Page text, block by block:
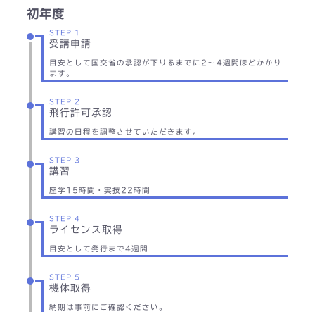
初年度
STEP 1
受講申請
目安として国交省の承認が下りるまでに2～4週間ほどかかり
ます。
STEP 2
飛行許可承認
講習の日程を調整させていただきます。
STEP 3
講習
座学15時間・実技22時間
STEP 4
ライセンス取得
目安として発行まで4週間
STEP 5
機体取得
納期は事前にご確認ください。